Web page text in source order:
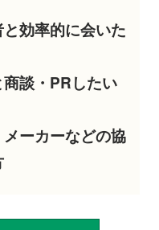
効率的に会いた
談・PRしたい
ーカーなどの協